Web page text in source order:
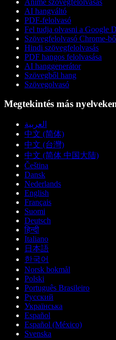
AI hangváltó
PDF-felolvasó
Fel tudja olvasni a Google
Szövegfelolvasó Chrome-
Hindi szövegfelolvasás
PDF hangos felolvasása
AI hanggenerátor
Szövegből hang
Szövegolvasó
Megtekintés más
العربية
中文 (简体)
中文 (台灣)
中文 (简体 中国大陆)
Čeština
Dansk
Nederlands
English
Français
Suomi
Deutsch
हिन्दी
Italiano
日本語
한국어
Norsk bokmål
Polski
Português Brasileiro
Русский
Українська
Español
Español (México)
Svenska